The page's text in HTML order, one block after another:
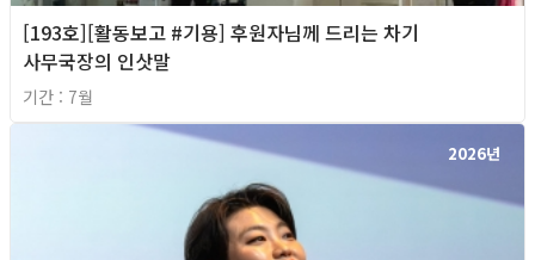
[193호][활동보고 #기용] 후원자님께 드리는 차기
사무국장의 인삿말
기간 : 7월
2026년